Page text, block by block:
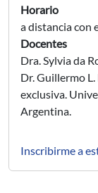
Horario
a distancia con
Docentes
Dra. Sylvia da
Dr. Guillermo
exclusiva.
Argentina.
Link webform
Inscribirme a